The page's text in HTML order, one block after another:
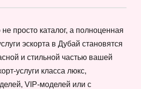
просто каталог, а полноценная
эскорта в Дубай становятся
и стильной частью вашей
услуги класса люкс,
VIP-моделей или с